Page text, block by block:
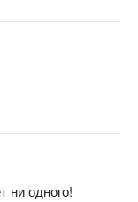
ни одного!